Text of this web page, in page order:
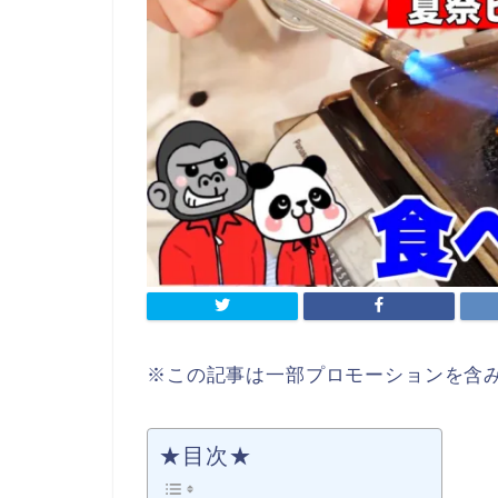
※この記事は一部プロモーションを含
★目次★